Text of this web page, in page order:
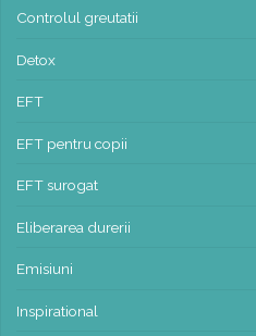
Controlul greutatii
Detox
EFT
EFT pentru copii
EFT surogat
Eliberarea durerii
Emisiuni
Inspirational